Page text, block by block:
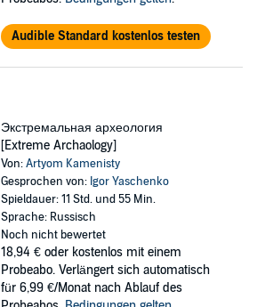
Audible Standard kostenlos testen
Экстремальная археология
[Extreme Archaology]
Von:Artyom Kamenisty
Gesprochen von: Igor Yaschenko
Spieldauer: 11 Std. und 55 Min.
Sprache: Russisch
Noch nicht bewertet
18,94 € oder kostenlos mit einem
Probeabo. Verlängert sich automatisch
für 6,99 €/Monat nach Ablauf des